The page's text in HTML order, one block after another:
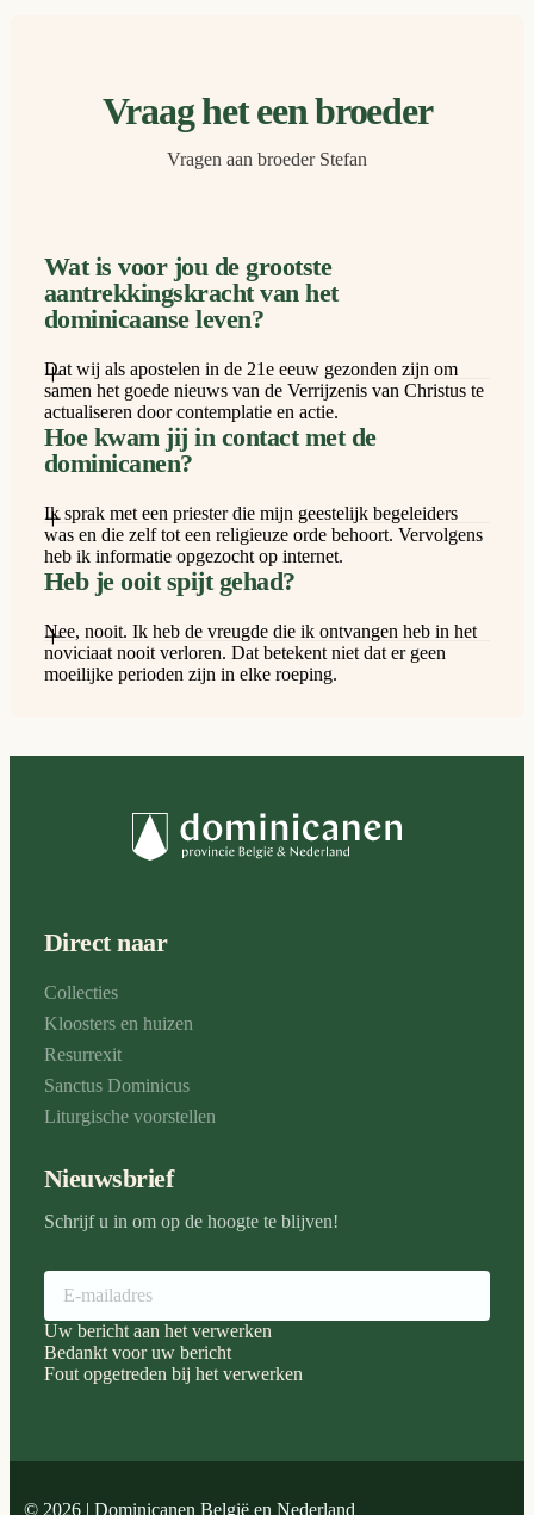
Vraag het een broeder
Vragen aan broeder Stefan
Wat is voor jou de grootste
aantrekkingskracht van het
dominicaanse leven?
×
Dat wij als apostelen in de 21e eeuw gezonden zijn om
samen het goede nieuws van de Verrijzenis van Christus te
actualiseren door contemplatie en actie.
Hoe kwam jij in contact met de
dominicanen?
×
Ik sprak met een priester die mijn geestelijk begeleiders
was en die zelf tot een religieuze orde behoort. Vervolgens
heb ik informatie opgezocht op internet.
Heb je ooit spijt gehad?
×
Nee, nooit. Ik heb de vreugde die ik ontvangen heb in het
noviciaat nooit verloren. Dat betekent niet dat er geen
moeilijke perioden zijn in elke roeping.
Direct naar
Collecties
Kloosters en huizen
Resurrexit
Sanctus Dominicus
Liturgische voorstellen
Nieuwsbrief
Schrijf u in om op de hoogte te blijven!
Uw bericht aan het verwerken
Bedankt voor uw bericht
Fout opgetreden bij het verwerken
© 2026 | Dominicanen België en Nederland